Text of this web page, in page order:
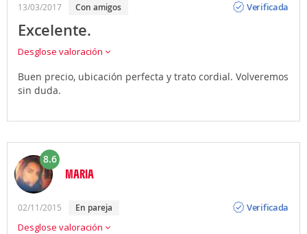
13/03/2017 con amigos
Verificada
Excelente.
Desglose valoración
Buen precio, ubicación perfecta y trato cordial. Volveremos
sin duda.
8.6
MARIA
02/11/2015 en pareja
Verificada
Desglose valoración